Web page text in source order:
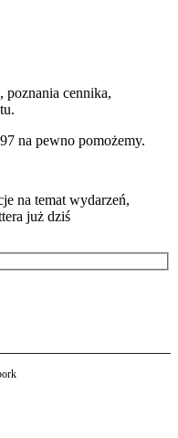
poznania cennika,
na pewno pomożemy.
na temat wydarzeń,
już dziś